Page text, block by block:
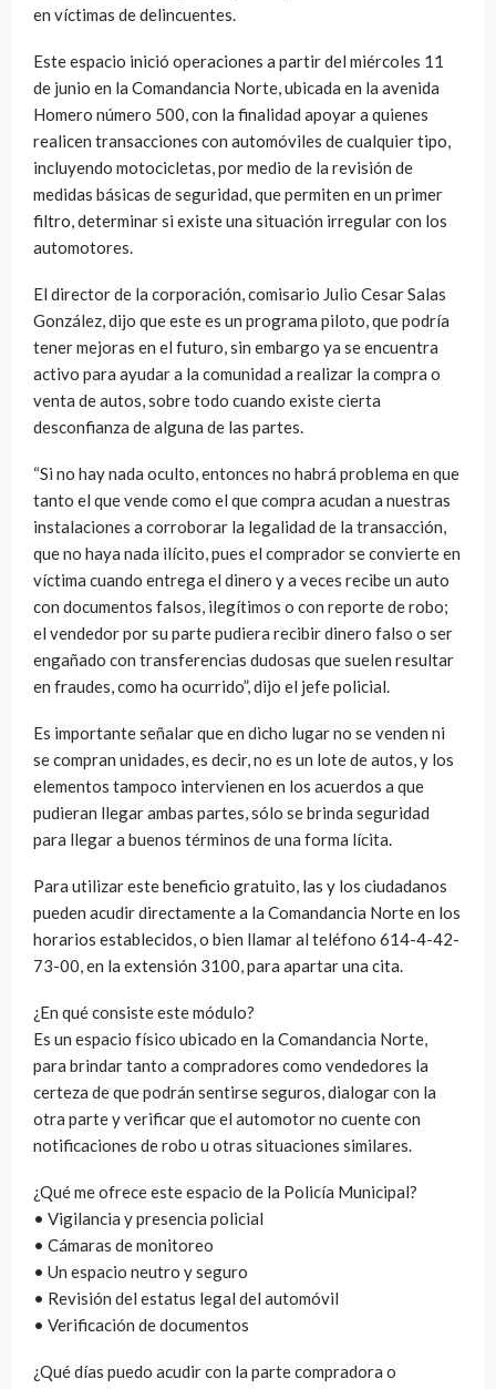
en víctimas de delincuentes.
Este espacio inició operaciones a partir del miércoles 11
de junio en la Comandancia Norte, ubicada en la avenida
Homero número 500, con la finalidad apoyar a quienes
realicen transacciones con automóviles de cualquier tipo,
incluyendo motocicletas, por medio de la revisión de
medidas básicas de seguridad, que permiten en un primer
filtro, determinar si existe una situación irregular con los
automotores.
El director de la corporación, comisario Julio Cesar Salas
González, dijo que este es un programa piloto, que podría
tener mejoras en el futuro, sin embargo ya se encuentra
activo para ayudar a la comunidad a realizar la compra o
venta de autos, sobre todo cuando existe cierta
desconfianza de alguna de las partes.
“Si no hay nada oculto, entonces no habrá problema en que
tanto el que vende como el que compra acudan a nuestras
instalaciones a corroborar la legalidad de la transacción,
que no haya nada ilícito, pues el comprador se convierte en
víctima cuando entrega el dinero y a veces recibe un auto
con documentos falsos, ilegítimos o con reporte de robo;
el vendedor por su parte pudiera recibir dinero falso o ser
engañado con transferencias dudosas que suelen resultar
en fraudes, como ha ocurrido”, dijo el jefe policial.
Es importante señalar que en dicho lugar no se venden ni
se compran unidades, es decir, no es un lote de autos, y los
elementos tampoco intervienen en los acuerdos a que
pudieran llegar ambas partes, sólo se brinda seguridad
para llegar a buenos términos de una forma lícita.
Para utilizar este beneficio gratuito, las y los ciudadanos
pueden acudir directamente a la Comandancia Norte en los
horarios establecidos, o bien llamar al teléfono 614-4-42-
73-00, en la extensión 3100, para apartar una cita.
¿En qué consiste este módulo?
Es un espacio físico ubicado en la Comandancia Norte,
para brindar tanto a compradores como vendedores la
certeza de que podrán sentirse seguros, dialogar con la
otra parte y verificar que el automotor no cuente con
notificaciones de robo u otras situaciones similares.
¿Qué me ofrece este espacio de la Policía Municipal?
• Vigilancia y presencia policial
• Cámaras de monitoreo
• Un espacio neutro y seguro
• Revisión del estatus legal del automóvil
• Verificación de documentos
¿Qué días puedo acudir con la parte compradora o